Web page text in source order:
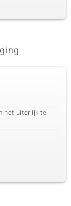
het uiterlijk te